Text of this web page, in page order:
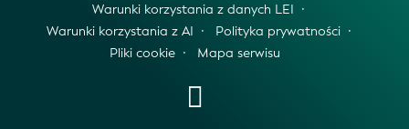
Warunki korzystania z danych LEI
Warunki korzystania z AI
Polityka prywatności
Pliki cookie
Mapa serwisu